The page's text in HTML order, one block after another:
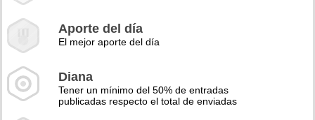
Aporte del día
El mejor aporte del día
Diana
Tener un mínimo del 50% de entradas
publicadas respecto el total de enviadas